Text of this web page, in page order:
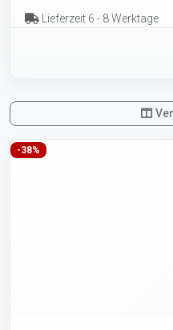
Lieferzeit 6 - 8 Werktage
-38%